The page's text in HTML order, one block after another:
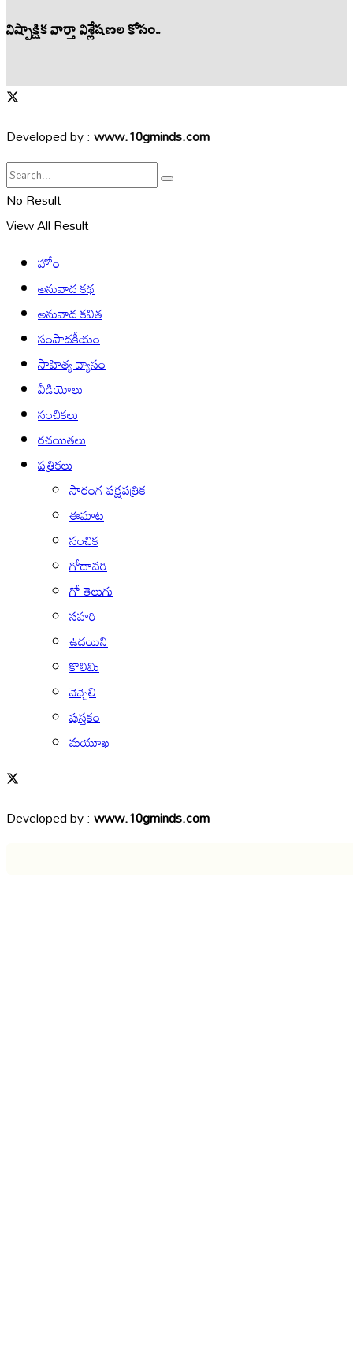
నిష్పాక్షిక వార్తా విశ్లేషణల కోసం..
Developed by :www.10gminds.com
No Result
View All Result
హోం
అనువాద కథ
అనువాద కవిత
సంపాదకీయం
సాహిత్య వ్యాసం
వీడియోలు
సంచికలు
రచయితలు
పత్రికలు
సారంగ పక్షపత్రిక
ఈమాట
సంచిక
గోదావరి
గో తెలుగు
సహరి
ఉదయిని
కొలిమి
నెచ్చెలి
పుస్తకం
మయూఖ
Developed by :www.10gminds.com